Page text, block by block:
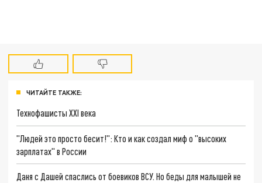
ЧИТАЙТЕ ТАКЖЕ:
Технофашисты XXI века
"Людей это просто бесит!": Кто и как создал миф о "высоких
зарплатах" в России
Даня с Дашей спаслись от боевиков ВСУ. Но беды для малышей не